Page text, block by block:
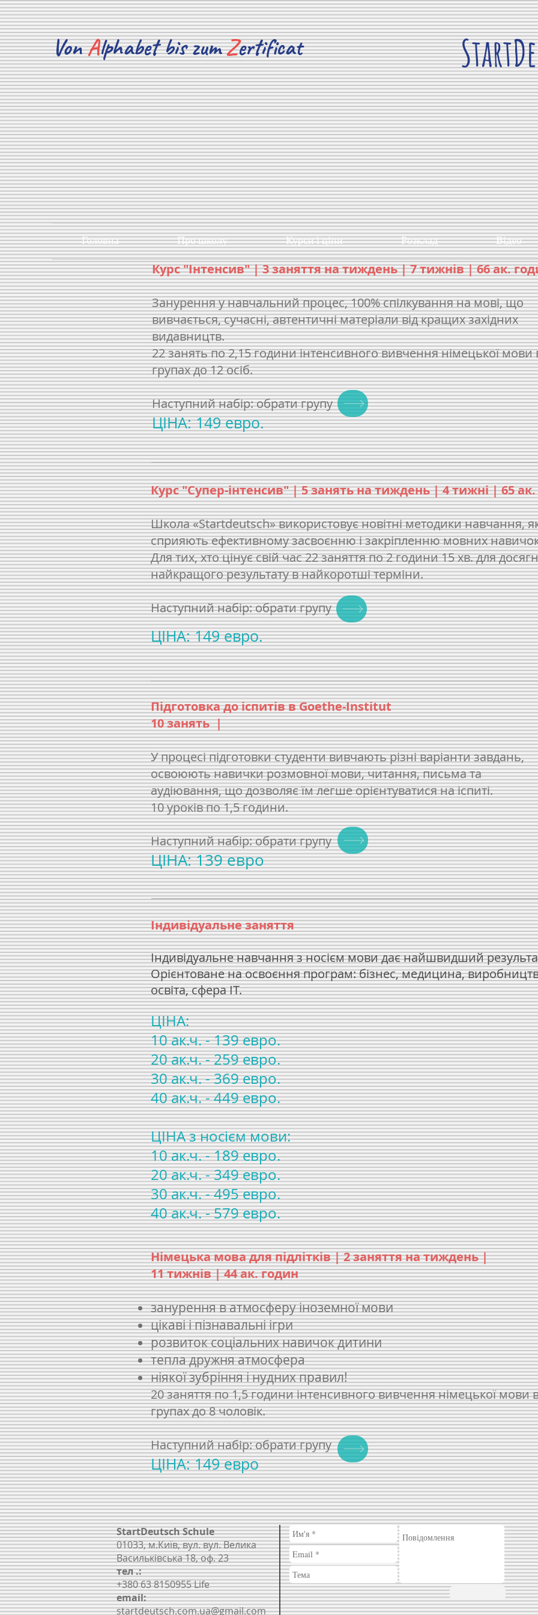
VonAlphabet bis zumZertificat
Головна Про школу Курси і ціни Розклад Відео
Курс "Інтенсив" | 3 заняття на тиждень | 7 тижнів | 66 ак.
Занурення у навчальний процес, 100% спілкування на мові, що
вивчається, сучасні, автентичні матеріали від кращих західних
видавництв.
22 занять по 2,15 години інтенсивного вивчення німецької мови
групах до 12 осіб.
Наступний набір: обрати групу
ЦІНА: 149 евро.
Курс "Супер-інтенсив" | 5 занять на тиждень | 4 тижні | 65
Школа «Startdeutsch» використовує новітні методики навчання,
сприяють ефективному засвоєнню і закріпленню мовних
Для тих, хто цінує свій час 22 заняття по 2 години 15 хв. для
найкращого результату в найкоротші терміни.
Наступний набір: обрати групу
ЦІНА: 149 евро.
Підготовка до іспитів в Goethe-Institut
10 занять |
У процесі підготовки студенти вивчають різні варіанти завдань,
освоюють навички розмовної мови, читання, письма та
аудіювання, що дозволяє їм легше орієнтуватися на іспиті.
10 уроків по 1,5 години.
Наступний набір: обрати групу
ЦІНА: 139 евро
Індивідуальне заняття
Індивідуальне навчання з носієм мови дає найшвидший
Орієнтоване на освоєння програм: бізнес, медицина,
освіта, сфера IT.
ЦІНА:
10 ак.ч. - 139 евро.
20 ак.ч. - 259 евро.
30 ак.ч. - 369 евро.
40 ак.ч. - 449 евро.
ЦІНА з носієм мови:
10 ак.ч. - 189 евро.
20 ак.ч. - 349 евро.
30 ак.ч. - 495 евро.
40 ак.ч. - 579 евро.
Німецька мова для підлітків | 2 заняття на тиждень |
11 тижнів | 44 ак. годин
занурення в атмосферу іноземної мови
цікаві і пізнавальні ігри
розвиток соціальних навичок дитини
тепла дружня атмосфера
ніякої зубріння і нудних правил!
20 заняття по 1,5 години інтенсивного вивчення німецької мови
групах до 8 чоловік.
Наступний набір: обрати групу
ЦІНА: 149 евро
StartDeutsch Schule
01033, м.Київ, вул. вул. Велика
Васильківська 18, оф. 23
тел .:
+380 63 8150955 Life
email:
startdeutsch.com.ua@gmail.com